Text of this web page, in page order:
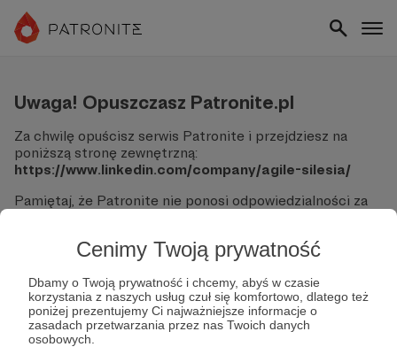
Cenimy Twoją prywatność
Dbamy o Twoją prywatność i chcemy, abyś w czasie
korzystania z naszych usług czuł się komfortowo, dlatego też
poniżej prezentujemy Ci najważniejsze informacje o
zasadach przetwarzania przez nas Twoich danych
osobowych.
Uwaga! Opuszczasz Patronite.pl
Za chwilę opuścisz serwis Patronite i przejdziesz na
poniższą stronę zewnętrzną:
https://www.linkedin.com/company/agile-silesia/
Pamiętaj, że Patronite nie ponosi odpowiedzialności za
Nie podawaj swoich danych logowania ani informacji
finansowych na podjerzanych stronach.
Sprawdź dokładnie adres URL, zanim klikniesz przycisk
"Tak, przejdź do strony".
Jeśli masz wątpliwości, wróć do Patronite i zweryfikuj
link.